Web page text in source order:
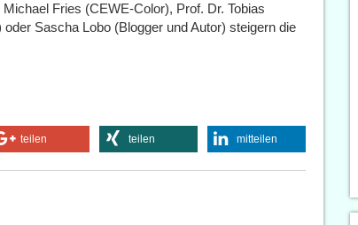
Fries (CEWE-Color), Prof. Dr. Tobias
Sascha Lobo (Blogger und Autor) steigern die
teilen teilen mitteilen